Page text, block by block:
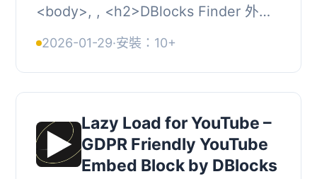
<body>, , <h2>DBlocks Finder 外掛
一個強大且...
2026-01-29·安裝：10+
Lazy Load for YouTube –
GDPR Friendly YouTube
Embed Block by DBlocks